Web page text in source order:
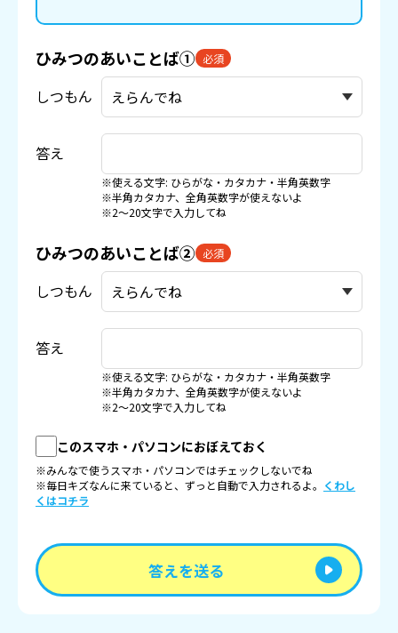
ひみつのあいことば① 必須
しつもん
答え
※使える文字: ひらがな・カタカナ・半角英数字
※半角カタカナ、全角英数字が使えないよ
※2〜20文字で入力してね
ひみつのあいことば② 必須
しつもん
答え
※使える文字: ひらがな・カタカナ・半角英数字
※半角カタカナ、全角英数字が使えないよ
※2〜20文字で入力してね
このスマホ・パソコンにおぼえておく
※みんなで使うスマホ・パソコンではチェックしないでね
※毎日キズなんに来ていると、ずっと自動で入力されるよ。 くわし
くはコチラ
答えを送る